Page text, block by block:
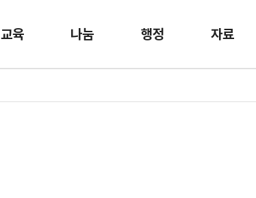
교육 나눔 행정 자료